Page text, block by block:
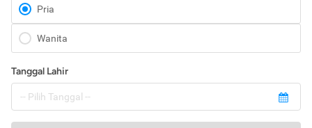
Pria
Wanita
Tanggal Lahir